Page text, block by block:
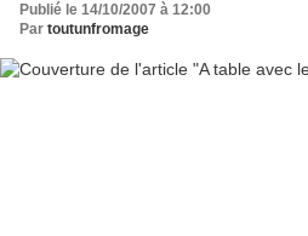
Publié le 14/10/2007 à 12:00
Par toutunfromage